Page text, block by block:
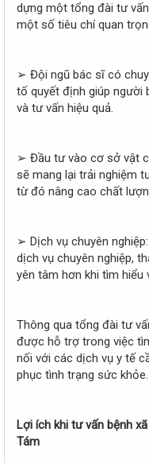
dựng một tổng đài tư
một số tiêu chí quan
➢ Đội ngũ bác sĩ có
tố quyết định giúp người
và tư vấn hiệu quả.
➢ Đầu tư vào cơ sở vật
sẽ mang lại trải nghiệm
từ đó nâng cao chất
➢ Dịch vụ chuyên
dịch vụ chuyên nghiệp,
yên tâm hơn khi tìm hiểu
Thông qua tổng đài tư
được hỗ trợ trong việc
nối với các dịch vụ y tế
phục tình trạng sức khỏe.
Lợi ích khi tư vấn bệnh
Tám